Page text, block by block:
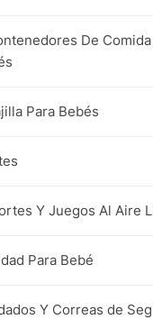
De
Para Bebés
Y Juegos Al Aire
Para Bebé
Y Correas de